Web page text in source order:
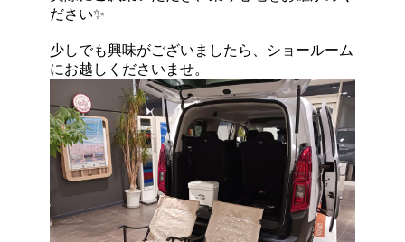
ださい✨
少しでも興味がございましたら、ショールーム
にお越しくださいませ。